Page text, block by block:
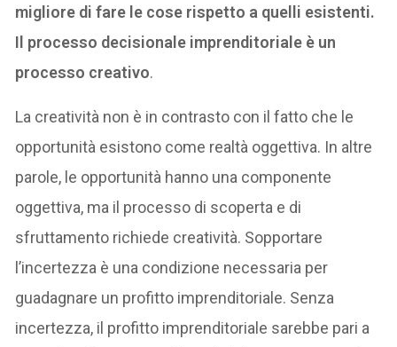
migliore di fare le cose rispetto a quelli esistenti.
Il processo decisionale imprenditoriale è un
processo creativo.
La creatività non è in contrasto con il fatto che le
opportunità esistono come realtà oggettiva. In altre
parole, le opportunità hanno una componente
oggettiva, ma il processo di scoperta e di
sfruttamento richiede creatività. Sopportare
l’incertezza è una condizione necessaria per
guadagnare un profitto imprenditoriale. Senza
incertezza, il profitto imprenditoriale sarebbe pari a